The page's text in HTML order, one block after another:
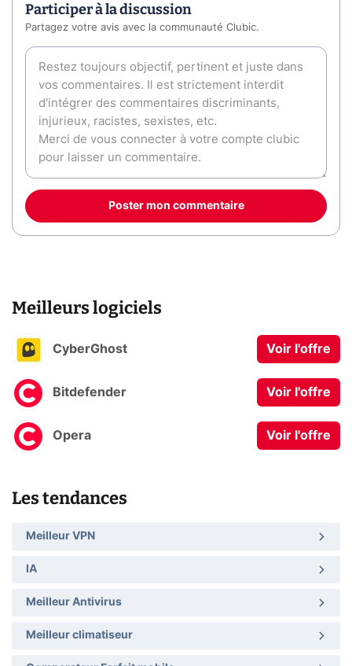
Participer à la discussion
Partagez votre avis avec la communauté Clubic.
Poster mon commentaire
Meilleurs logiciels
CyberGhost Voir l'offre
Bitdefender Voir l'offre
Opera Voir l'offre
Les tendances
Meilleur VPN
IA
Meilleur Antivirus
Meilleur climatiseur